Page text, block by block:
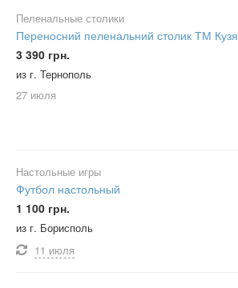
Пеленальные столики
Переносний пеленальний столик ТМ Кузя
3 390 грн.
из г. Тернополь
27 июля
Настольные игры
Футбол настольный
1 100 грн.
из г. Борисполь
11 июля